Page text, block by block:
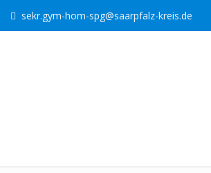
sekr.gym-hom-spg@saarpfalz-kreis.de